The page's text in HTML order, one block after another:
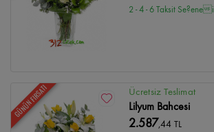
2 - 4 - 6 Taksit Se?enei
GÜNÜN FIRSATI Ücretsiz Teslimat
Lilyum Bahcesi
2.587,44 TL